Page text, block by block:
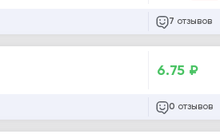
7 отзывов
6.75 ₽
0 отзывов